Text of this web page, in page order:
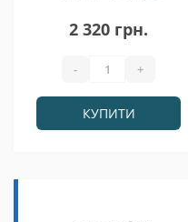
2 320 грн.
- +
КУПИТИ